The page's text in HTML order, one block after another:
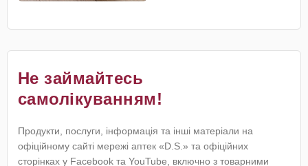
Не займайтесь
самолікуванням!
Продукти, послуги, інформація та інші матеріали на
офіційному сайті мережі аптек «D.S.» та офіційних
сторінках у Facebook та YouTube, включно з товарними